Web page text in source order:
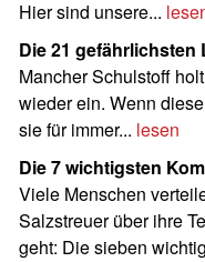
Hier sind unsere...
Die 21
Mancher Schulstoff
wieder ein. Wenn
sie für immer... lesen
Die 7 wichtigsten
Viele Menschen
Salzstreuer über ihre
geht: Die sieben